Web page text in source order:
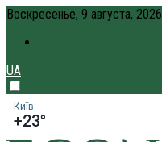
Воскресенье, 9 августа, 2026
UA
Київ
+23°